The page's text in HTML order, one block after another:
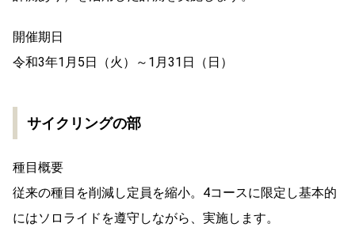
開催期日
令和3年1月5日（火）～1月31日（日）
サイクリングの部
種目概要
従来の種目を削減し定員を縮小。4コースに限定し基本的
にはソロライドを遵守しながら、実施します。